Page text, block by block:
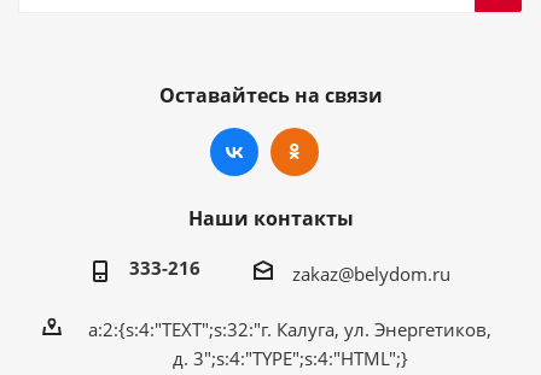
Оставайтесь на связи
Наши контакты
333-216 zakaz@belydom.ru
a:2:{s:4:"TEXT";s:32:"г. Калуга, ул. Энергетиков,
д. 3";s:4:"TYPE";s:4:"HTML";}